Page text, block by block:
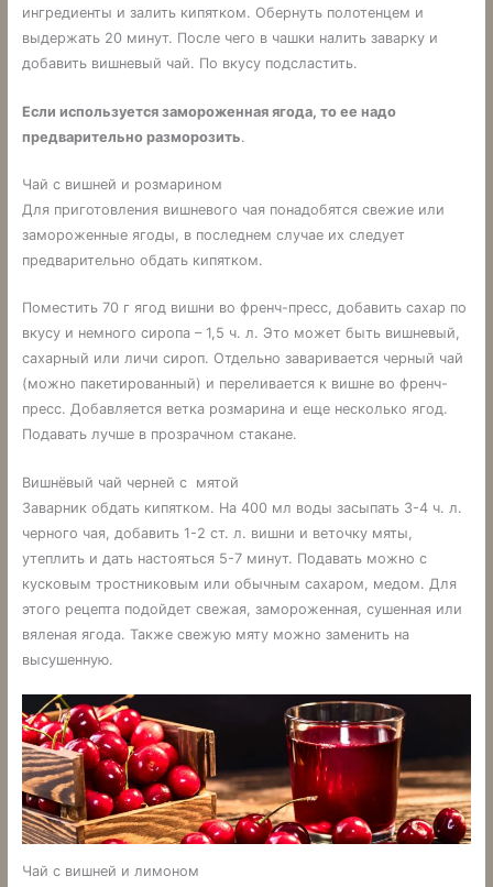
ингредиенты и залить кипятком. Обернуть полотенцем и
выдержать 20 минут. После чего в чашки налить заварку и
добавить вишневый чай. По вкусу подсластить.
Если используется замороженная ягода, то ее надо
предварительно разморозить.
Чай с вишней и розмарином
Для приготовления вишневого чая понадобятся свежие или
замороженные ягоды, в последнем случае их следует
предварительно обдать кипятком.
Поместить 70 г ягод вишни во френч-пресс, добавить сахар по
вкусу и немного сиропа – 1,5 ч. л. Это может быть вишневый,
сахарный или личи сироп. Отдельно заваривается черный чай
(можно пакетированный) и переливается к вишне во френч-
пресс. Добавляется ветка розмарина и еще несколько ягод.
Подавать лучше в прозрачном стакане.
Вишнёвый чай черней с мятой
Заварник обдать кипятком. На 400 мл воды засыпать 3-4 ч. л.
черного чая, добавить 1-2 ст. л. вишни и веточку мяты,
утеплить и дать настояться 5-7 минут. Подавать можно с
кусковым тростниковым или обычным сахаром, медом. Для
этого рецепта подойдет свежая, замороженная, сушенная или
вяленая ягода. Также свежую мяту можно заменить на
высушенную.
Чай с вишней и лимоном